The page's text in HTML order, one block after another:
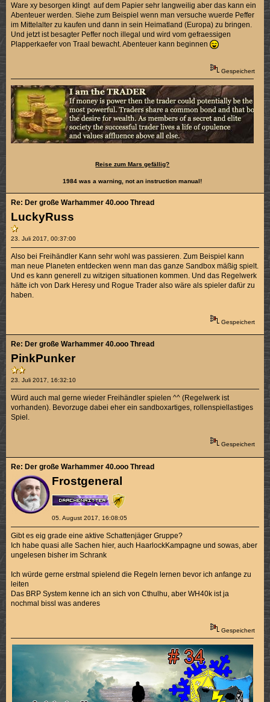
Ware xy besorgen klingt auf dem Papier sehr langweilig aber das kann ein
Abenteuer werden. Siehe zum Beispiel wenn man versuche wuerde Peffer
im Mittelalter zu kaufen und dann in sein Heimatland (Europa) zu bringen.
Und jetzt ist besagter Peffer noch illegal und wird vom gefraessigen
Plapperkaefer von Traal bewacht. Abenteuer kann beginnen
Gespeichert
Reise zum Mars gefällig?
1984 was a warning, not an instruction manual!
LuckyRuss
23. Juli 2017, 00:37:00
Re: Der große Warhammer 40.ooo Thread
Also bei Freihändler Kann sehr wohl was passieren. Zum Beispiel kann
man neue Planeten entdecken wenn man das ganze Sandbox mäßig spielt.
Und es kann generell zu witzigen situationen kommen. Und das Regelwerk
hätte ich von Dark Heresy und Rogue Trader also wäre als spieler dafür zu
haben.
Gespeichert
PinkPunker
23. Juli 2017, 16:32:10
Re: Der große Warhammer 40.ooo Thread
Würd auch mal gerne wieder Freihändler spielen ^^ (Regelwerk ist
vorhanden). Bevorzuge dabei eher ein sandboxartiges, rollenspiellastiges
Spiel.
Gespeichert
Frostgeneral
05. August 2017, 16:08:05
Re: Der große Warhammer 40.ooo Thread
Gibt es eig grade eine aktive Schattenjäger Gruppe?
Ich habe quasi alle Sachen hier, auch HaarlockKampagne und sowas, aber
ungelesen bisher im Schrank
Ich würde gerne erstmal spielend die Regeln lernen bevor ich anfange zu
leiten
Das BRP System kenne ich an sich von Cthulhu, aber WH40k ist ja
nochmal bissl was anderes
Gespeichert